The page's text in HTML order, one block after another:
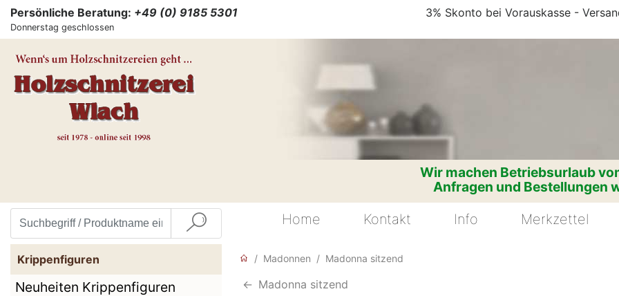
Persönliche Beratung: +49 (0) 9185 5301
Donnerstag geschlossen
3% Skonto bei Vorauskasse -
Wir machen Betriebsurlaub
Anfragen und Bestellungen
Home
Kontakt Info Merkzettel
Krippenfiguren
Neuheiten Krippenfiguren
Madonnen Madonna sitzend
<- Madonna sitzend